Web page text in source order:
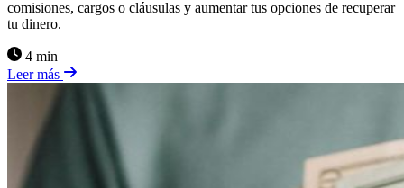
comisiones, cargos o cláusulas y aumentar tus opciones de recuperar
tu dinero.
4 min
Leer más